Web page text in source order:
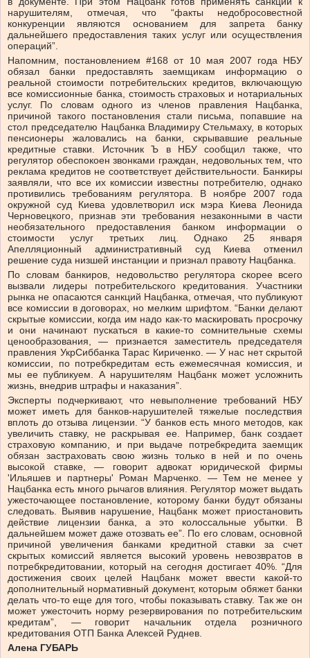
нарушителям, отмечая, что “факты недобросовестной
конкуренции являются основанием для запрета банку
дальнейшего предоставления таких услуг или осуществления
операций”.
Напомним, постановлением #168 от 10 мая 2007 года НБУ
обязал банки предоставлять заемщикам информацию о
реальной стоимости потребительских кредитов, включающую
все комиссионные банка, стоимость страховых и нотариальных
услуг. По словам одного из членов правления Нацбанка,
причиной такого постановления стали письма, попавшие на
стол председателю Нацбанка Владимиру Стельмаху, в которых
пенсионеры жаловались на банки, скрывавшие реальные
кредитные ставки. Источник Ъ в НБУ сообщил также, что
регулятор обеспокоен звонками граждан, недовольных тем, что
реклама кредитов не соответствует действительности. Банкиры
заявляли, что все их комиссии известны потребителю, однако
противились требованиям регулятора. В ноябре 2007 года
окружной суд Киева удовлетворил иск мэра Киева Леонида
Черновецкого, признав эти требования незаконными в части
необязательного предоставления банком информации о
стоимости услуг третьих лиц. Однако 25 января
Апелляционный административный суд Киева отменил
решение суда низшей инстанции и признал правоту Нацбанка.
По словам банкиров, недовольство регулятора скорее всего
вызвали лидеры потребительского кредитования. Участники
рынка не опасаются санкций Нацбанка, отмечая, что публикуют
все комиссии в договорах, но мелким шрифтом. “Банки делают
скрытые комиссии, когда им надо как-то маскировать просрочку
и они начинают пускаться в какие-то сомнительные схемы
ценообразования, — признается заместитель председателя
правления УкрСиббанка Тарас Кириченко. — У нас нет скрытой
комиссии, по потребкредитам есть ежемесячная комиссия, и
мы ее публикуем. А нарушителям Нацбанк может усложнить
жизнь, внедрив штрафы и наказания”.
Эксперты подчеркивают, что невыполнение требований НБУ
может иметь для банков-нарушителей тяжелые последствия
вплоть до отзыва лицензии. “У банков есть много методов, как
увеличить ставку, не раскрывая ее. Например, банк создает
страховую компанию, и при выдаче потребкредита заемщик
обязан застраховать свою жизнь только в ней и по очень
высокой ставке, — говорит адвокат юридической фирмы
'Ильяшев и партнеры' Роман Марченко. — Тем не менее у
Нацбанка есть много рычагов влияния. Регулятор может выдать
ужесточающее постановление, которому банки будут обязаны
следовать. Выявив нарушение, Нацбанк может приостановить
действие лицензии банка, а это колоссальные убытки. В
дальнейшем может даже отозвать ее”. По его словам, основной
причиной увеличения банками кредитной ставки за счет
скрытых комиссий является высокий уровень невозвратов в
потребкредитовании, который на сегодня достигает 40%. “Для
достижения своих целей Нацбанк может ввести какой-то
дополнительный нормативный документ, которым обяжет банки
делать что-то еще для того, чтобы показывать ставку. Так же он
может ужесточить норму резервирования по потребительским
кредитам”, — говорит начальник отдела розничного
кредитования ОТП Банка Алексей Руднев.
Алена ГУБАРЬ